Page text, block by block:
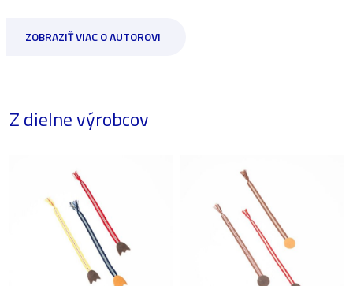
ZOBRAZIŤ VIAC O AUTOROVI
Z dielne výrobcov